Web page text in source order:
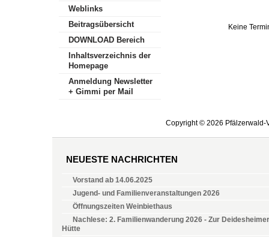
Keine
Weblinks
Beitragsübersicht
DOWNLOAD Bereich
Inhaltsverzeichnis der
Homepage
Anmeldung Newsletter
+ Gimmi per Mail
Copyright © 2026 Pfälzerwald-
NEUESTE NACHRICHTEN
Vorstand ab 14.06.2025
Jugend- und Familienveranstaltungen 2026
Öffnungszeiten Weinbiethaus
Nachlese: 2. Familienwanderung 2026 - Zur Deidesheimer
Hütte